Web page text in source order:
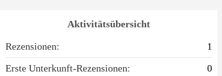
Aktivitätsübersicht
Rezensionen:
1
Erste Unterkunft-Rezensionen:
0